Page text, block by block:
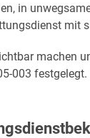
in
mit
machen
003